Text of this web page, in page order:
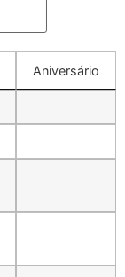
Aniversário